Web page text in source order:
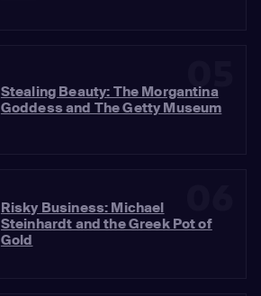
05
Stealing Beauty: The Morgantina
Goddess and The Getty Museum
Risky Business: Michael
Steinhardt and the Greek Pot of
Gold